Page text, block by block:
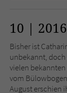
10 |
Bisher ist
unbekannt,
vielen
vom
August erschien